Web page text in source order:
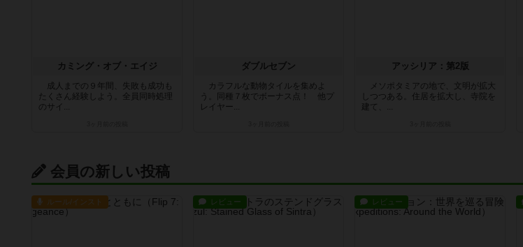
カミング・オブ・エイジ
成人までの９年間、失敗も成功も
たくさん経験しよう。全員同時処理
のサイ...
ダブルセブン
カラフルな動物タイルを集めよ
う。同種７枚でボーナス点！ 他プ
レイヤー...
アッシリア：第2版
メソポタミアの地で、文明が拡大
しつつある。住居を拡大し、寺院を
建て、...
会員の新しい投稿
ルール/インスト レビュー レビュー